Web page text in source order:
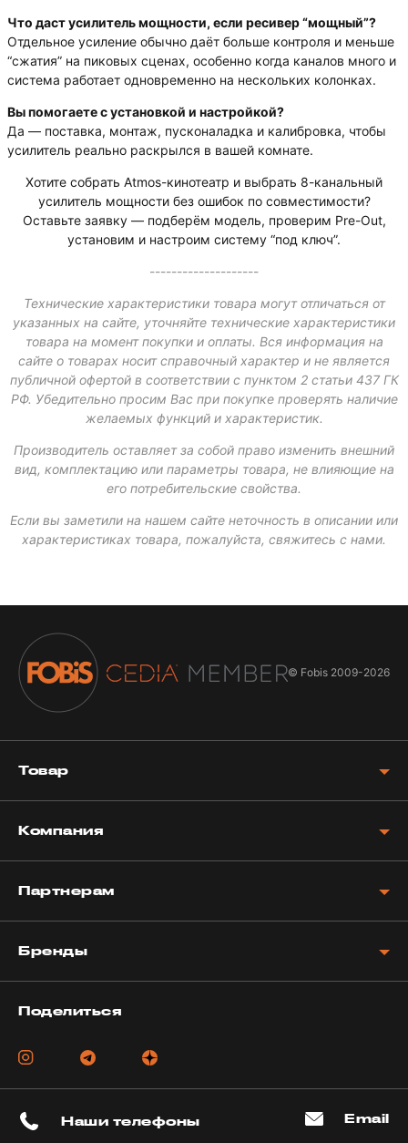
Что даст усилитель мощности, если ресивер “мощный”?
Отдельное усиление обычно даёт больше контроля и меньше
“сжатия” на пиковых сценах, особенно когда каналов много и
система работает одновременно на нескольких колонках.
Вы помогаете с установкой и настройкой?
Да — поставка, монтаж, пусконаладка и калибровка, чтобы
усилитель реально раскрылся в вашей комнате.
Хотите собрать Atmos-кинотеатр и выбрать 8-канальный
усилитель мощности без ошибок по совместимости?
Оставьте заявку — подберём модель, проверим Pre-Out,
установим и настроим систему “под ключ”.
--------------------
Технические характеристики товара могут отличаться от
указанных на сайте, уточняйте технические характеристики
товара на момент покупки и оплаты. Вся информация на
сайте о товарах носит справочный характер и не является
публичной офертой в соответствии с пунктом 2 статьи 437 ГК
РФ. Убедительно просим Вас при покупке проверять наличие
желаемых функций и характеристик.
Производитель оставляет за собой право изменить внешний
вид, комплектацию или параметры товара, не влияющие на
его потребительские свойства.
Если вы заметили на нашем сайте неточность в описании или
характеристиках товара, пожалуйста, свяжитесь с нами.
© Fobis 2009-2026
Товар
Компания
Партнерам
Бренды
Поделиться
Наши телефоны Email